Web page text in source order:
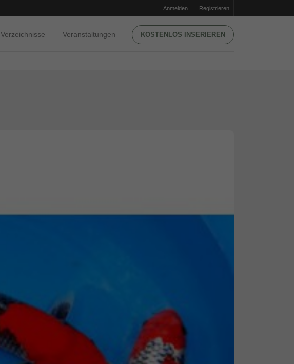
Anmelden Registrieren
Verzeichnisse Veranstaltungen KOSTENLOS INSERIEREN